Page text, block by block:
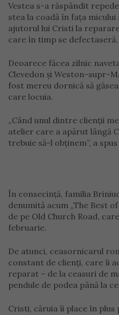
Vestea s-a răspândit
stea la coadă în fața
ajutorul lui Cristi la
care în timp se defectaseră.
Deoarece făcea zilnic
Clevedon și Weston-supr-
fost mereu dornică să
care locuia.
„Când unul dintre clienții
atelier care a apărut lângă
trebuie să-l obținem”, a
În consecință, familia
denumită acum „The Best
de pe Old Church Road,
februarie.
De atunci, ceasornicarul
constant de clienți, care îi
reparat – de la ceasuri de
pendule de podea până la
Cristi, căruia îi place în